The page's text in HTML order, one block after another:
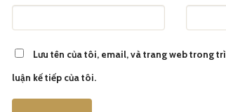
MB125494 là một trong những thương hiệu
mê viết.
Lưu tên của tôi, email, và trang web trong
luận kế tiếp của tôi.